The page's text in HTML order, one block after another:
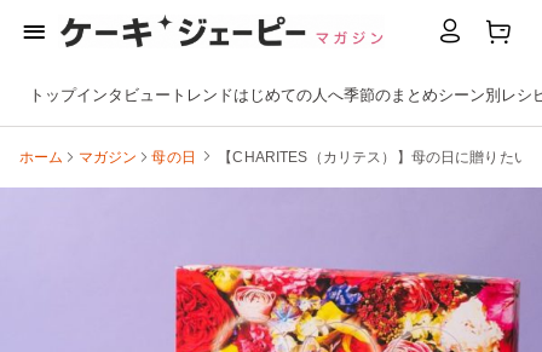
トップインタビュー トレンドはじめての人へ季節のまとめシーン別 レシ
ホーム マガジン 母の日 【CHARITES（カリテス）】母の日に贈りたい